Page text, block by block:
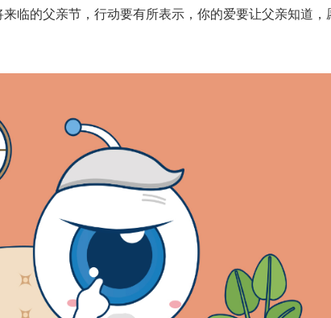
临的父亲节，行动要有所表示，你的爱要让父亲知道，